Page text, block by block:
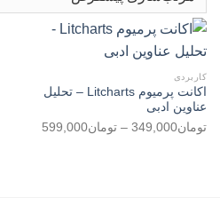
کاربردی
اکانت پرمیوم Litcharts – تحلیل
عناوین ادبی
تومان349,000
– تومان599,000محدوده